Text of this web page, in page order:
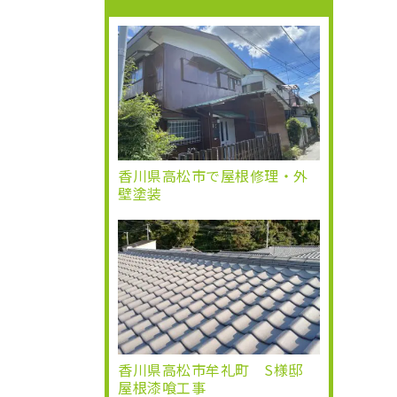
香川県高松市で屋根修理・外
壁塗装
香川県高松市牟礼町 S様邸
屋根漆喰工事